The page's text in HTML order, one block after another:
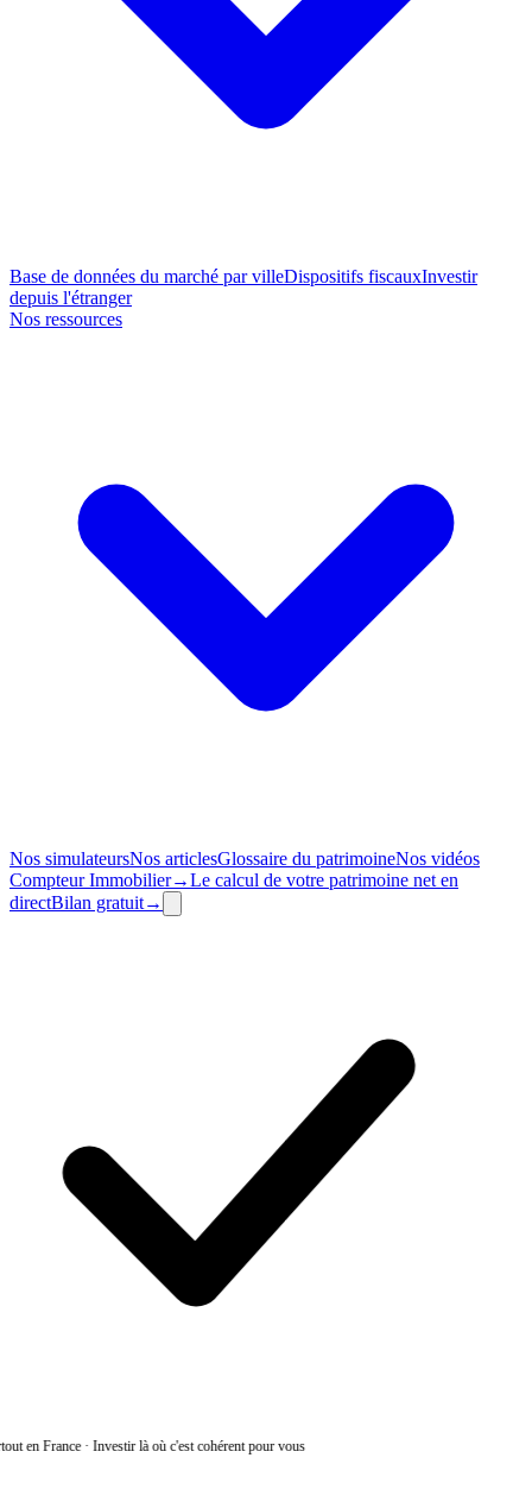
Base de données du marché par villeDispositifs fiscauxInvestir
depuis l'étranger
Nos ressources
Nos simulateursNos articlesGlossaire du patrimoineNos vidéos
CompteurImmobilier→Le calcul de votre patrimoine net en
directBilan gratuit→
en France· Investir là où c'est cohérent pour vous